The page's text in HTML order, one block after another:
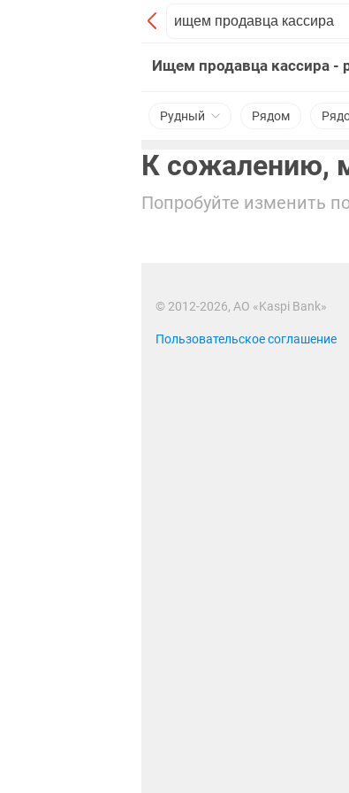
Ищем продавца кассира -
Рудный Рядом
К сожалению,
Попробуйте изменить
© 2012-2026, АО «Kaspi Bank»
Пользовательское соглашение